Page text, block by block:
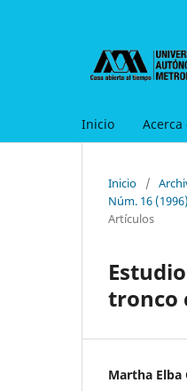
Inicio Acerca
Inicio /
Núm. 16
Artículos
tronco
Martha Elba